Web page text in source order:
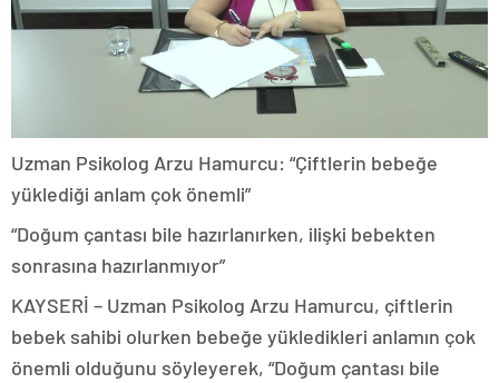
Uzman Psikolog Arzu Hamurcu: “Çiftlerin bebeğe
yüklediği anlam çok önemli”
“Doğum çantası bile hazırlanırken, ilişki bebekten
sonrasına hazırlanmıyor”
KAYSERİ – Uzman Psikolog Arzu Hamurcu, çiftlerin
bebek sahibi olurken bebeğe yükledikleri anlamın çok
önemli olduğunu söyleyerek, “Doğum çantası bile